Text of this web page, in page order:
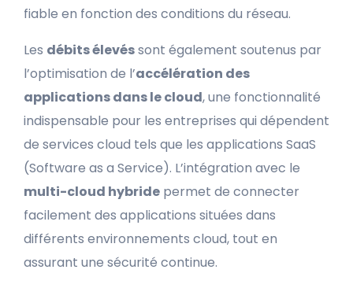
fiable en fonction des conditions du réseau.
Les débits élevéssont également soutenus par
l’optimisation de l’accélération des
applications dans le cloud, une fonctionnalité
indispensable pour les entreprises qui dépendent
de services cloud tels que les applications SaaS
(Software as a Service). L’intégration avec le
multi-cloud hybride permet de connecter
facilement des applications situées dans
différents environnements cloud, tout en
assurant une sécurité continue.